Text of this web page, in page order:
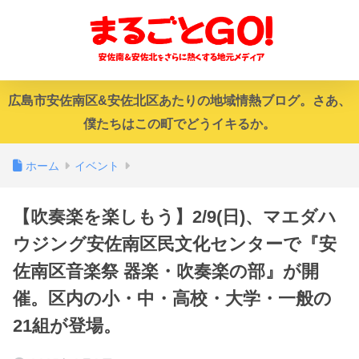
広島市安佐南区&安佐北区あたりの地域情熱ブログ。さあ、
僕たちはこの町でどうイキるか。
ホーム イベント
【吹奏楽を楽しもう】2/9(日)、マエダハ
ウジング安佐南区民文化センターで『安
佐南区音楽祭 器楽・吹奏楽の部』が開
催。区内の小・中・高校・大学・一般の
21組が登場。